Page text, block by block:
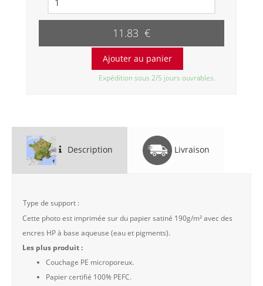
11.83 €
Expédition sous 2/5 jours ouvrables.
Description Livraison
Type de support :
Cette photo est imprimée sur du papier satiné 190g/m² avec des
encres HP à base aqueuse (eau et pigments).
Les plus produit :
Couchage PE microporeux.
Papier certifié 100% PEFC.